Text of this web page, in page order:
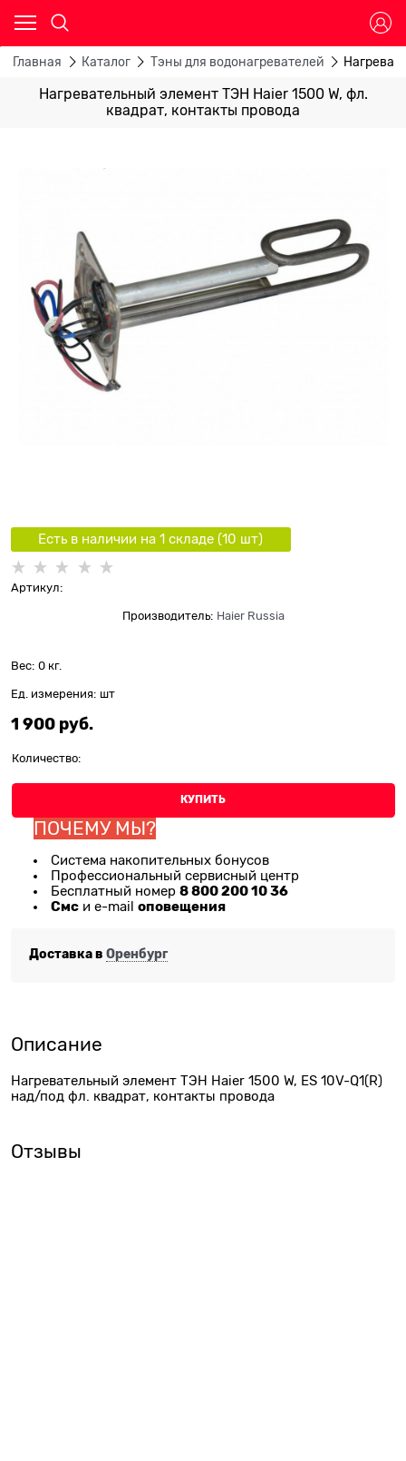
Главная Каталог Тэны для водонагревателей
Нагревательный элемент ТЭН Haier 1500 W, фл.
квадрат, контакты провода
Есть в наличии на 1 складe (10 шт)
Артикул:
Производитель: Haier Russia
Вес: 0 кг.
Ед. измерения: шт
1 900 руб.
Количество:
КУПИТЬ
ПОЧЕМУ МЫ?
Система накопительных бонусов
Профессиональный сервисный центр
Бесплатный номер 8 800 200 10 36
Смс и e-mail оповещения
Доставка в Оренбург
Описание
Нагревательный элемент ТЭН Haier 1500 W, ES 10V-Q1(R)
над/под фл. квадрат, контакты провода
Отзывы